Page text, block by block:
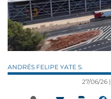
ANDRÉS FELIPE YATE S.
27/06/26 |